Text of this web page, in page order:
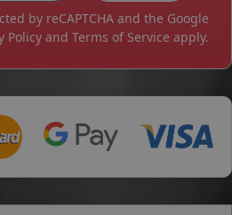
by reCAPTCHA and the Google
Policy and Terms of Service apply.